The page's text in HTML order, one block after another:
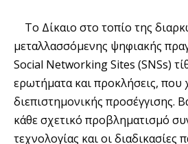
Το Δίκαιο στο τοπίο της
μεταλλασσόμενης ψηφιακής
Social Networking Sites (SNSs)
ερωτήματα και προκλήσεις, που
διεπιστημονικής προσέγγισης.
κάθε σχετικό προβληματισμό
τεχνολογίας και οι διαδικασίες